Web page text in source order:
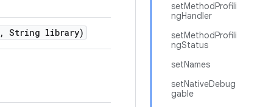
setMethodProfili
ngHandler
setMethodProfili
ngStatus
setNames
setNativeDebug
gable
, String library)